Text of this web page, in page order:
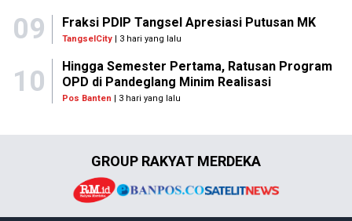
09 Fraksi PDIP Tangsel Apresiasi Putusan MK
TangselCity | 3 hari yang lalu
10
Hingga Semester Pertama, Ratusan Program
OPD di Pandeglang Minim Realisasi
Pos Banten | 3 hari yang lalu
GROUP RAKYAT MERDEKA